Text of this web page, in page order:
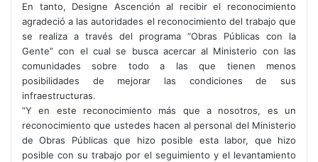
En tanto, Designe Ascención al recibir el reconocimiento
agradeció a las autoridades el reconocimiento del trabajo que
se realiza a través del programa “Obras Públicas con la
Gente” con el cual se busca acercar al Ministerio con las
comunidades sobre todo a las que tienen menos
posibilidades de mejorar las condiciones de sus
infraestructuras.
“Y en este reconocimiento más que a nosotros, es un
reconocimiento que ustedes hacen al personal del Ministerio
de Obras Públicas que hizo posible esta labor, que hizo
posible con su trabajo por el seguimiento y el levantamiento